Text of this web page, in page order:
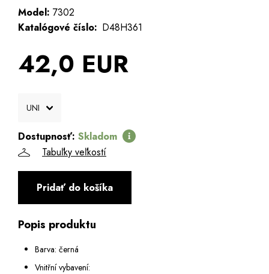
Model: 7302
Katalógové číslo: D48H361
42,0 EUR
Dostupnosť: Skladom
Tabuľky veľkostí
Pridať do košíka
Popis produktu
Barva: černá
Vnitřní vybavení: